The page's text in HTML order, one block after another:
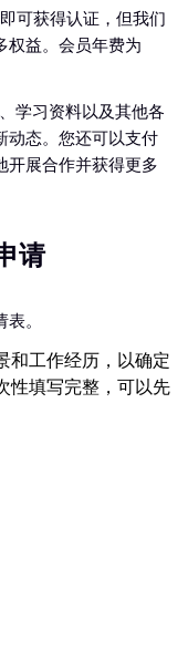
可获得认证，但我们
权益。会员年费为
学习资料以及其他各
动态。您还可以支付
开展合作并获得更多
请
。
和工作经历，以确定
性填写完整，可以先